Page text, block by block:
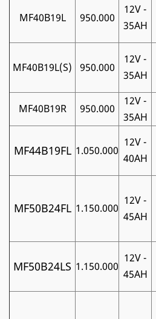
MF40B19L 950.000
12V -
35AH
MF40B19L(S) 950.000
12V -
35AH
MF40B19R 950.000
12V -
35AH
MF44B19FL 1.050.000
12V -
40AH
MF50B24FL 1.150.000
12V -
45AH
MF50B24LS 1.150.000
12V -
45AH